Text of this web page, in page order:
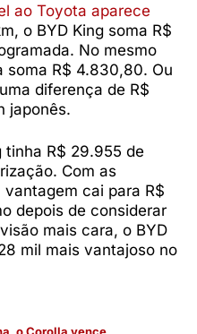
ao Toyota aparece
o BYD King soma R$
No mesmo
soma R$ 4.830,80. Ou
diferença de R$
japonês.
tinha R$ 29.955 de
Com as
cai para R$
depois de considerar
mais cara, o BYD
mil mais vantajoso no